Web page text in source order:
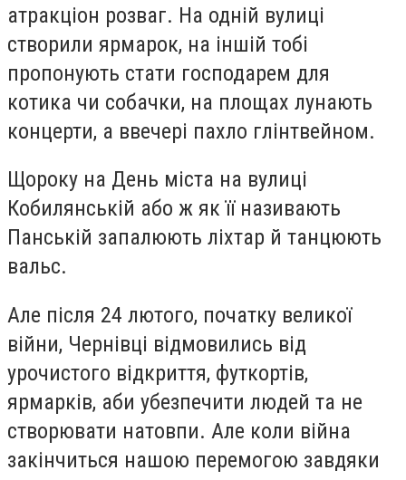
атракціон розваг. На одній вулиці
створили ярмарок, на іншій тобі
пропонують стати господарем для
котика чи собачки, на площах лунають
концерти, а ввечері пахло глінтвейном.
Щороку на День міста на вулиці
Кобилянській або ж як її називають
Панській запалюють ліхтар й танцюють
вальс.
Але після 24 лютого, початку великої
війни, Чернівці відмовились від
урочистого відкриття, футкортів,
ярмарків, аби убезпечити людей та не
створювати натовпи. Але коли війна
закінчиться нашою перемогою завдяки